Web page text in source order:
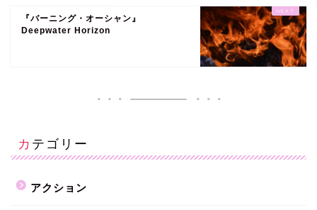
『バーニング・オーシャン』
Deepwater Horizon
カテゴリー
アクション